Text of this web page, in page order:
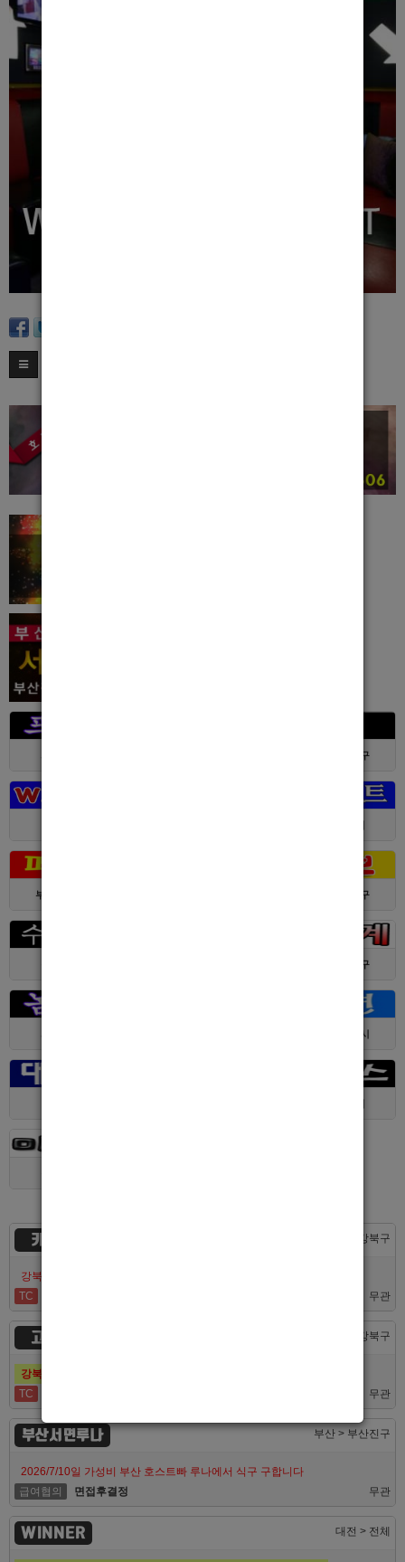
부산 > 부산진구
부산 > 부산진구 서울 > 동대문구
서울 > 동대문구
제주 > 서귀포시
카지노 서울 > 강북구
강북호빠 No1 남보도 프라다 성북, 노원, 강북, 수유 원콜
TC
무관
고추밭 서울 > 강북구
강북호빠 1등 수유 남자도우미(호빠) 고추밭에서 선수 구합니다
TC
무관
부산서면루나 부산 > 부산진구
2026/7/10일 가성비 부산 호스트빠 루나에서 식구 구합니다
급여협의
면접후결정 무관
WINNER 대전 > 전체